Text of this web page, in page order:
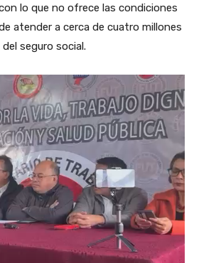
lo que no ofrece las condiciones
atender a cerca de cuatro millones
seguro social.